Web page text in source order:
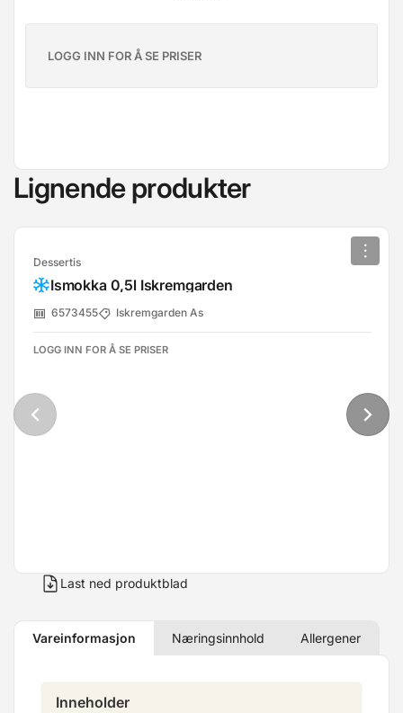
LOGG INN FOR Å SE PRISER
Lignende produkter
Dessertis
Ismokka 0,5l Iskremgarden
6573455 Iskremgarden As
LOGG INN FOR Å SE PRISER
Last ned produktblad
Vareinformasjon Næringsinnhold Allergener
Inneholder